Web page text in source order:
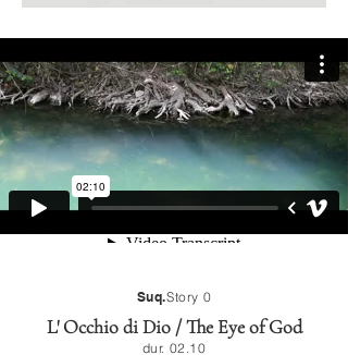
Suq.Story 0
L' Occhio di Dio / The Eye of God
dur. 02.10